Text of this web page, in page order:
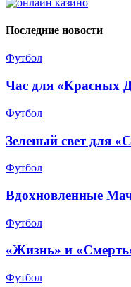
Последние новости
Футбол
Час для «Красных
Футбол
Зеленый свет для
Футбол
Вдохновленные
Футбол
«Жизнь» и
Футбол